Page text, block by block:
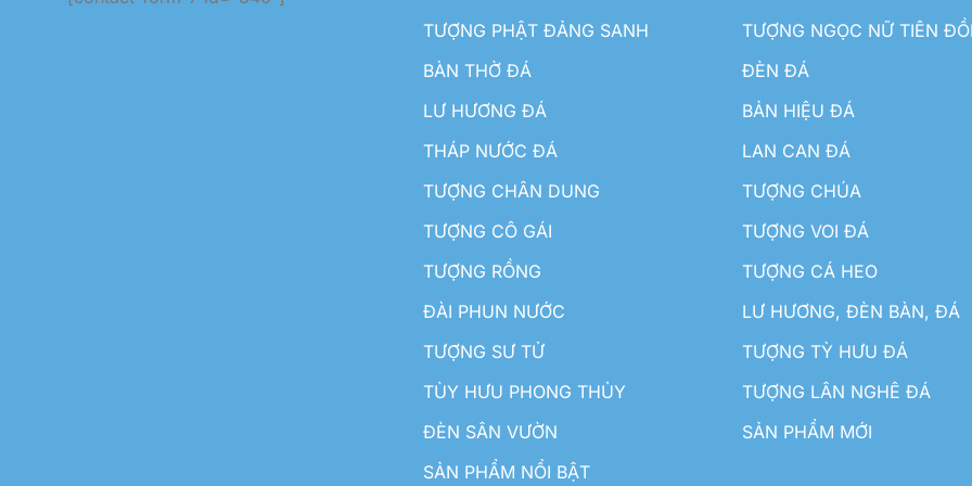
TƯỢNG PHẬT ĐẢNG SANH
TƯỢNG NGỌC NỮ TIÊN
BÀN THỜ ĐÁ
ĐÈN ĐÁ
LƯ HƯƠNG ĐÁ
BẢN HIỆU ĐÁ
THÁP NƯỚC ĐÁ
LAN CAN ĐÁ
TƯỢNG CHÂN DUNG
TƯỢNG CHÚA
TƯỢNG CÔ GÁI
TƯỢNG VOI ĐÁ
TƯỢNG RỒNG
TƯỢNG CÁ HEO
ĐÀI PHUN NƯỚC
LƯ HƯƠNG, ĐÈN BÀN, ĐÁ
TƯỢNG SƯ TỬ
TƯỢNG TỲ HƯU ĐÁ
TÙY HƯU PHONG THỦY
TƯỢNG LÂN NGHÊ ĐÁ
ĐÈN SÂN VƯỜN
SẢN PHẨM MỚI
SẢN PHẨM NỔI BẬT